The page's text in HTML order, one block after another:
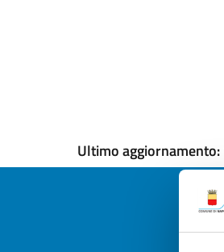
Ultimo aggiornamento: